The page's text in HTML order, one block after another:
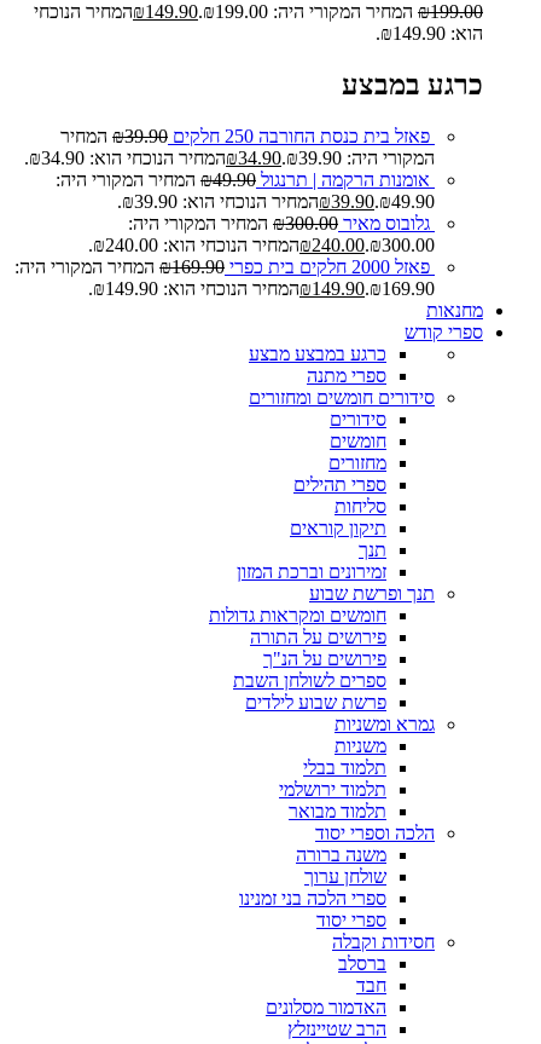
₪199.00 המחיר המקורי היה: ₪199.00. ₪149.90
המחיר הנוכחי
הוא: ₪149.90.
כרגע במבצע
פאזל בית כנסת החורבה 250 חלקים ₪39.90
המחיר
המקורי היה: ₪39.90.
₪34.90
המחיר הנוכחי הוא: ₪34.90.
אומנות הרקמה | תרנגול
₪49.90
המחיר המקורי היה:
₪49.90.
₪39.90
המחיר הנוכחי הוא: ₪39.90.
גלובוס מאיר
₪300.00
המחיר המקורי היה:
₪300.00.
₪240.00
המחיר הנוכחי הוא: ₪240.00.
פאזל 2000 חלקים בית כפרי
₪169.90
המחיר המקורי היה:
₪169.90.
₪149.90
המחיר הנוכחי הוא: ₪149.90.
מחנאות
ספרי קודש
כרגע במבצע מבצע
ספרי מתנה
סידורים חומשים ומחזורים
סידורים
חומשים
מחזורים
ספרי תהילים
סליחות
תיקון קוראים
תנך
זמירונים וברכת המזון
תנך ופרשת שבוע
חומשים ומקראות גדולות
פירושים על התורה
פירושים על הנ"ך
ספרים לשולחן השבת
פרשת שבוע לילדים
גמרא ומשניות
משניות
תלמוד בבלי
תלמוד ירושלמי
תלמוד מבואר
הלכה וספרי יסוד
משנה ברורה
שולחן ערוך
ספרי הלכה בני זמנינו
ספרי יסוד
חסידות וקבלה
ברסלב
חבד
האדמור מסלונים
הרב שטיינזלץ